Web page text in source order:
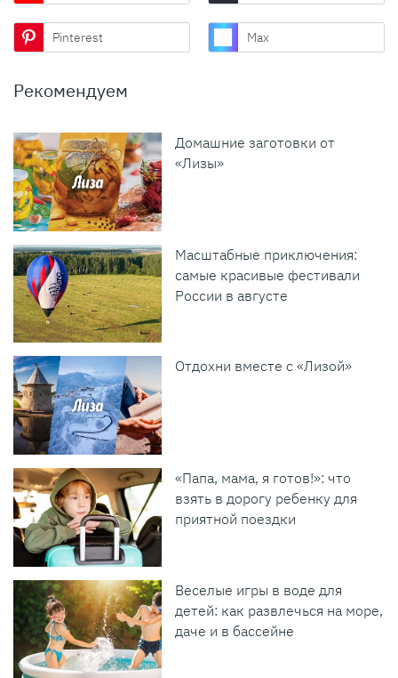
Pinterest Max
Рекомендуем
Домашние заготовки от
«Лизы»
Масштабные приключения:
самые красивые фестивали
России в августе
Отдохни вместе с «Лизой»
«Папа, мама, я готов!»: что
взять в дорогу ребенку для
приятной поездки
Веселые игры в воде для
детей: как развлечься на море,
даче и в бассейне